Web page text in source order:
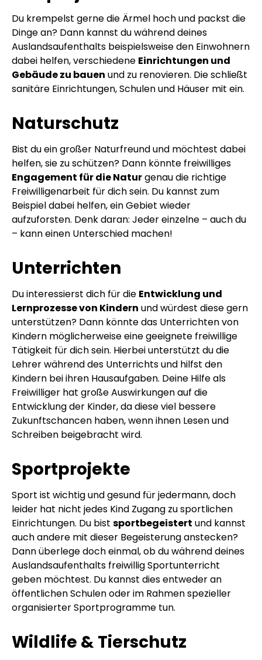
Du krempelst gerne die Ärmel hoch und packst die
Dinge an? Dann kannst du während deines
Auslandsaufenthalts beispielsweise den Einwohnern
dabei helfen, verschiedene Einrichtungen und
Gebäude zu bauen und zu renovieren. Die schließt
sanitäre Einrichtungen, Schulen und Häuser mit ein.
Naturschutz
Bist du ein großer Naturfreund und möchtest dabei
helfen, sie zu schützen? Dann könnte freiwilliges
Engagement für die Naturgenau die richtige
Freiwilligenarbeit für dich sein. Du kannst zum
Beispiel dabei helfen, ein Gebiet wieder
aufzuforsten. Denk daran: Jeder einzelne – auch du
– kann einen Unterschied machen!
Unterrichten
Du interessierst dich für die Entwicklung und
Lernprozesse von Kindern und würdest diese gern
unterstützen? Dann könnte das Unterrichten von
Kindern möglicherweise eine geeignete freiwillige
Tätigkeit für dich sein. Hierbei unterstützt du die
Lehrer während des Unterrichts und hilfst den
Kindern bei ihren Hausaufgaben. Deine Hilfe als
Freiwilliger hat große Auswirkungen auf die
Entwicklung der Kinder, da diese viel bessere
Zukunftschancen haben, wenn ihnen Lesen und
Schreiben beigebracht wird.
Sportprojekte
Sport ist wichtig und gesund für jedermann, doch
leider hat nicht jedes Kind Zugang zu sportlichen
Einrichtungen. Du bist sportbegeistert und kannst
auch andere mit dieser Begeisterung anstecken?
Dann überlege doch einmal, ob du während deines
Auslandsaufenthalts freiwillig Sportunterricht
geben möchtest. Du kannst dies entweder an
öffentlichen Schulen oder im Rahmen spezieller
organisierter Sportprogramme tun.
Wildlife & Tierschutz